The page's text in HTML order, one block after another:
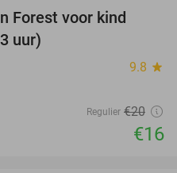
Forest voor kind
uur)
9.8 star
Regulier €20
€16